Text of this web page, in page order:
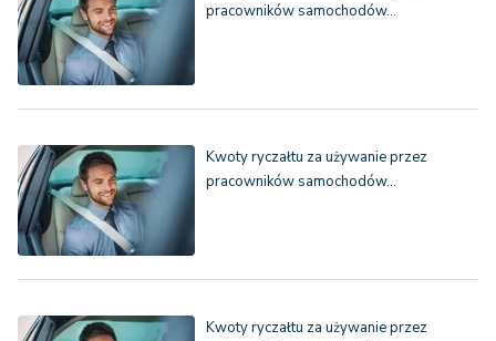
pracowników samochodów…
Kwoty ryczałtu za używanie przez
pracowników samochodów…
Kwoty ryczałtu za używanie przez